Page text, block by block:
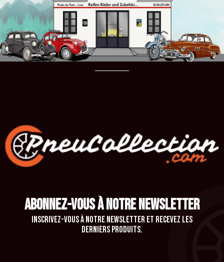
ABONNEZ-VOUS À NOTRE NEWSLETTER
Inscrivez-vous à notre newsletter et recevez les
derniers produits.